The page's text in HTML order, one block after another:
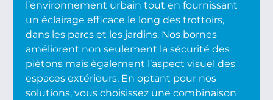
l’environnement urbain tout en fournissant
un éclairage efficace le long des trottoirs,
dans les parcs et les jardins. Nos bornes
améliorent non seulement la sécurité des
piétons mais également l’aspect visuel des
espaces extérieurs. En optant pour nos
solutions, vous choisissez une combinaison